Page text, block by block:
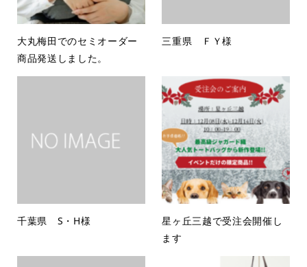
大丸梅田でのセミオーダー
商品発送しました。
三重県 ＦＹ様
千葉県 S・H様
星ヶ丘三越で受注会開催し
ます